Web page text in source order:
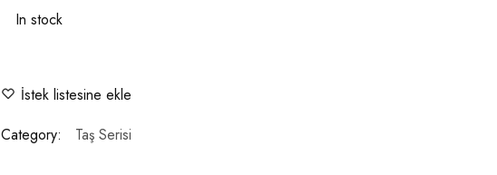
In stock
İstek listesine ekle
Category:
Taş Serisi